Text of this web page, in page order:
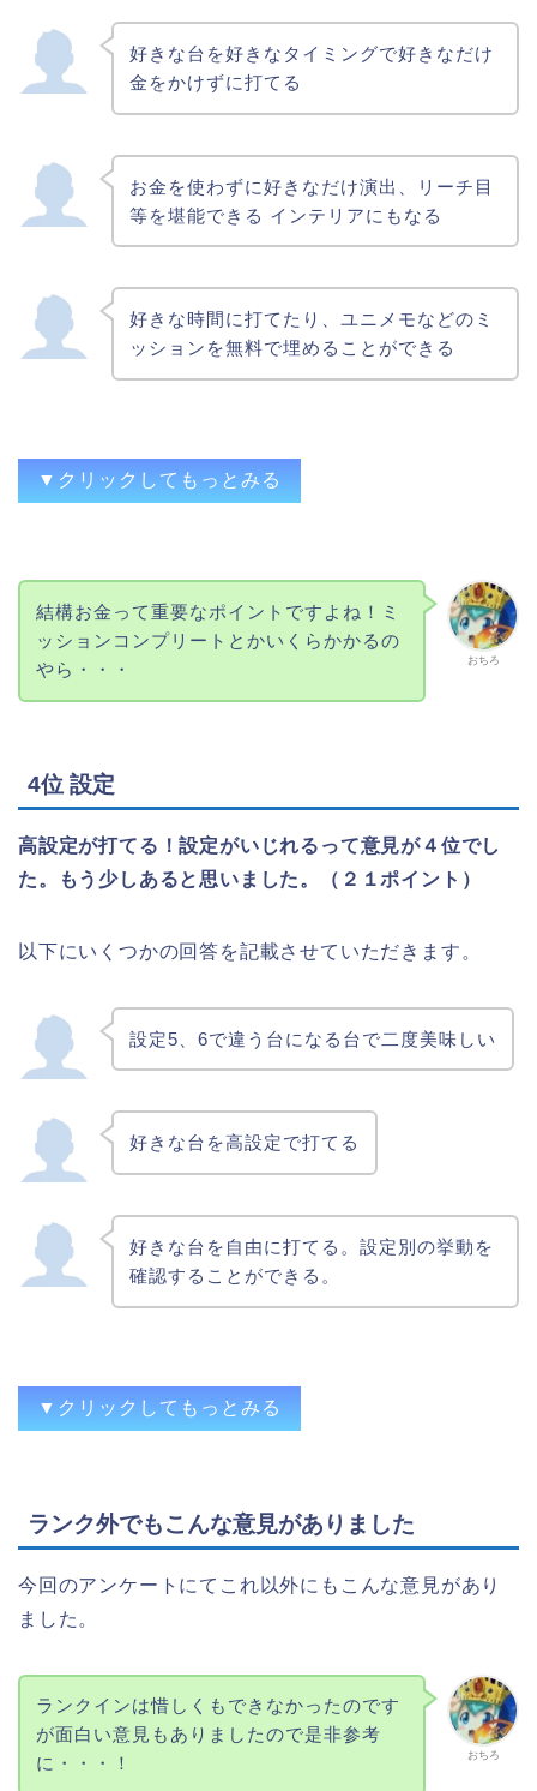
こと
時間にとらわれずリラックスして打てるこ
と
いつでも打てる、いつでもヤメれる、小役
取りこぼしても平気
食べながら、お酒飲みながらなどホールで
全裸で打てるという意見が３票ほどありま
好きな台を好きなタイミングで好きなだけ
金をかけずに打てる
お金を使わずに好きなだけ演出、リーチ目
等を堪能できる インテリアにもなる
好きな時間に打てたり、ユニメモなどのミ
ッションを無料で埋めることができる
▼クリックしてもっとみる
みんなでワイワイ、お金が減らない
いつでも投資なしで打てる
好きなときにお金を使わずゲーム感覚でス
打ちたい時にいつでも打てる。家スロ持ち
同士で対戦会等、気軽に遊べる。金をかけ
好きな時間に打てたり、ユニメモなどのミ
ッションを無料で埋めることができる
等を堪能できる インテリアにもなる
な台がホールから無くなる恐怖に怯えずに
すむ。お金が無くならない。
金が掛からない
自分の好きな台を投資・時間を気にせず回
せる
負けない
お金を使わず好きな台を打ち倒せる。
投資が多くなりがちな台でも家なら何も考
えず打てるし、ホールで打てない台なんか
が打てるのも家ならでは
好きな台を金額を気にせず回せる
おちろ
結構お金って重要なポイントですよね！ミ
ッションコンプリートとかいくらかかるの
やら・・・
4位 設定
高設定が打てる！設定がいじれるって意見が４位でし
た。もう少しあると思いました。（２１ポイント）
以下にいくつかの回答を記載させていただきます。
設定5、6で違う台になる台で二度美味しい
好きな台を高設定で打てる
好きな台を自由に打てる。設定別の挙動を
確認することができる。
▼クリックしてもっとみる
好きな台や、中々設定6が使われない台の設
定6が打てる事。
設定を自由に選べる
設定の挙動が見れる
家で好きな時に打てる、設定6で打てる
ランク外でもこんな意見がありました
今回のアンケートにてこれ以外にもこんな意見があり
ました。
おちろ
ランクインは惜しくもできなかったのです
が面白い意見もありましたので是非参考
に・・・！